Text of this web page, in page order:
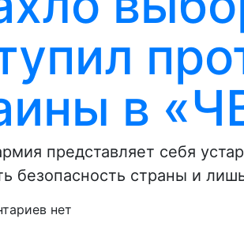
в
представляет себя
безопасность страны и
нет